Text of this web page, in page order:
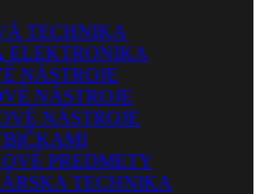
TECHNIKA
ELEKTRONIKA
NÁSTROJE
NÁSTROJE
NÁSTROJE
PREDMETY
TECHNIKA